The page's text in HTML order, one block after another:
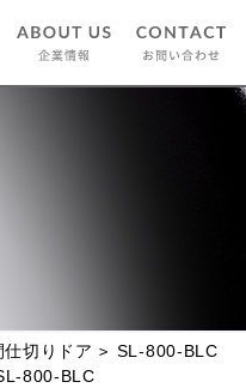
切りドア
SL-800-BLC
800-BLC